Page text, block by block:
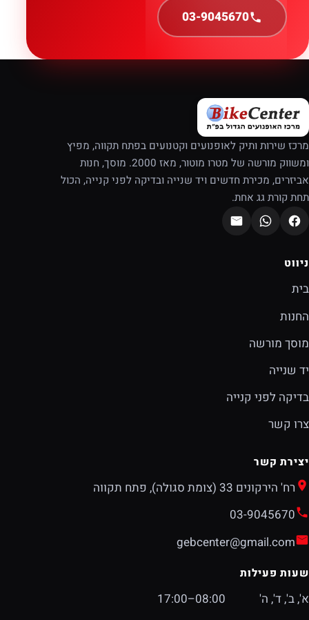
03-9045670
מרכז שירות ותיק לאופנועים וקטנועים בפתח תקווה, מפיץ
ומשווק מורשה של מטרו מוטור, מאז 2000. מוסך, חנות
אביזרים, מכירת חדשים ויד שנייה ובדיקה לפני קנייה, הכול
תחת קורת גג אחת.
ניווט
בית
החנות
מוסך מורשה
יד שנייה
בדיקה לפני קנייה
צרו קשר
יצירת קשר
רח' הירקונים 33 (צומת סגולה), פתח תקווה
03-9045670
gebcenter@gmail.com
שעות פעילות
א', ב', ד', ה'
08:00–17:00